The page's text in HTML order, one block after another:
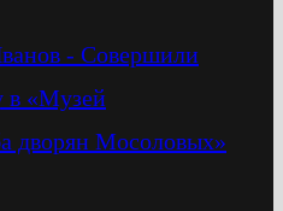
- Cовершили
в «Музей
дворян Мосоловых»